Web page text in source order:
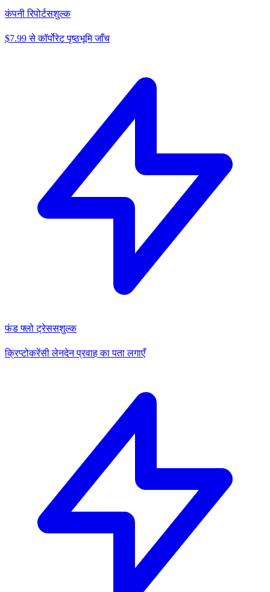
कंपनी रिपोर्टसशुल्क
$7.99 से कॉर्पोरेट पृष्ठभूमि जाँच
फंड फ्लो ट्रेससशुल्क
क्रिप्टोकरेंसी लेनदेन प्रवाह का पता लगाएँ